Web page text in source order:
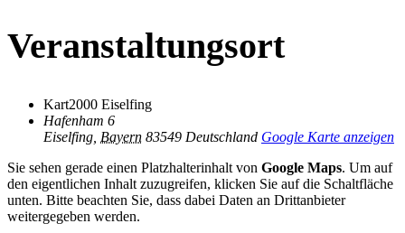
Veranstaltungsort
Kart2000 Eiselfing
Hafenham 6
Eiselfing Bayern 83549 Deutschland Google Karte anzeigen
Sie sehen gerade einen Platzhalterinhalt von Google Maps. Um auf
den eigentlichen Inhalt zuzugreifen, klicken Sie auf die Schaltfläche
unten. Bitte beachten Sie, dass dabei Daten an Drittanbieter
weitergegeben werden.